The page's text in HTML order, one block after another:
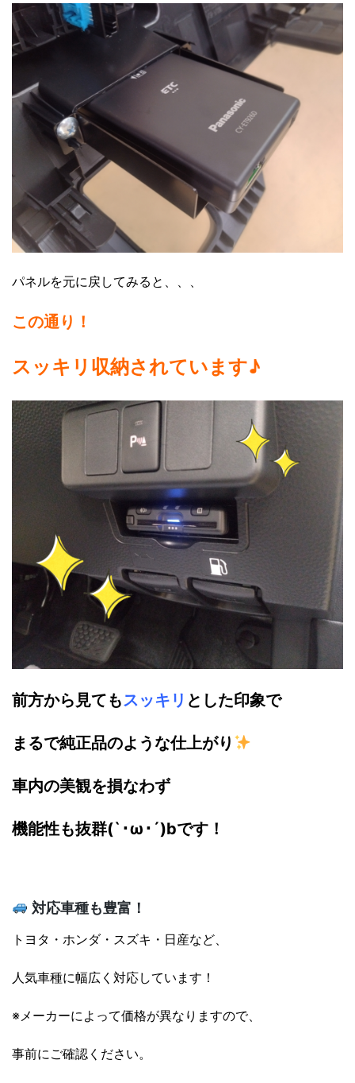
パネルを元に戻してみると、、、
この通り！
スッキリ収納されています♪
前方から見てもスッキリ とした印象で
まるで純正品のような仕上がり
車内の美観を損なわず
機能性も抜群(`･ω･´)bです！
対応車種も豊富！
トヨタ・ホンダ・スズキ・日産など、
人気車種に幅広く対応しています！
※メーカーによって価格が異なりますので、
事前にご確認ください。